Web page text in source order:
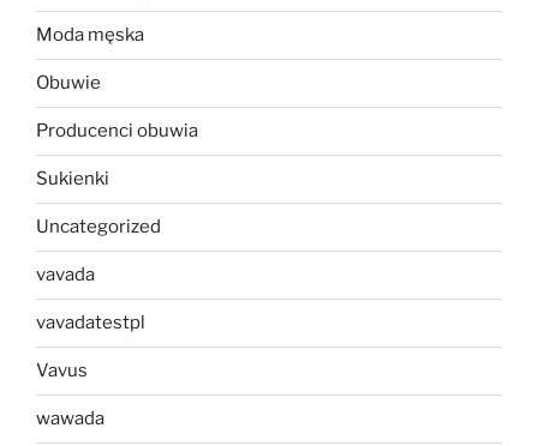
Moda męska
Obuwie
Producenci obuwia
Sukienki
Uncategorized
vavada
vavadatestpl
Vavus
wawada